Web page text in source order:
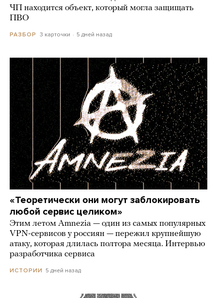
ЧП находится объект, который могла защищать
ПВО
РАЗБОР 3 карточки 5 дней назад
«Теоретически они могут заблокировать
любой сервис целиком»
Этим летом Amnezia — один из самых популярных
VPN-сервисов у россиян — пережил крупнейшую
атаку, которая длилась полтора месяца. Интервью
разработчика сервиса
ИСТОРИИ 5 дней назад